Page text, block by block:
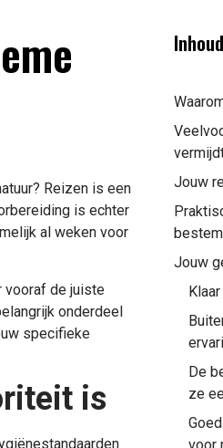
Reizen is een
is echter
al weken voor
vooraf de juiste
onderdeel
specifieke
is
Jouw
Jouw
De
ze